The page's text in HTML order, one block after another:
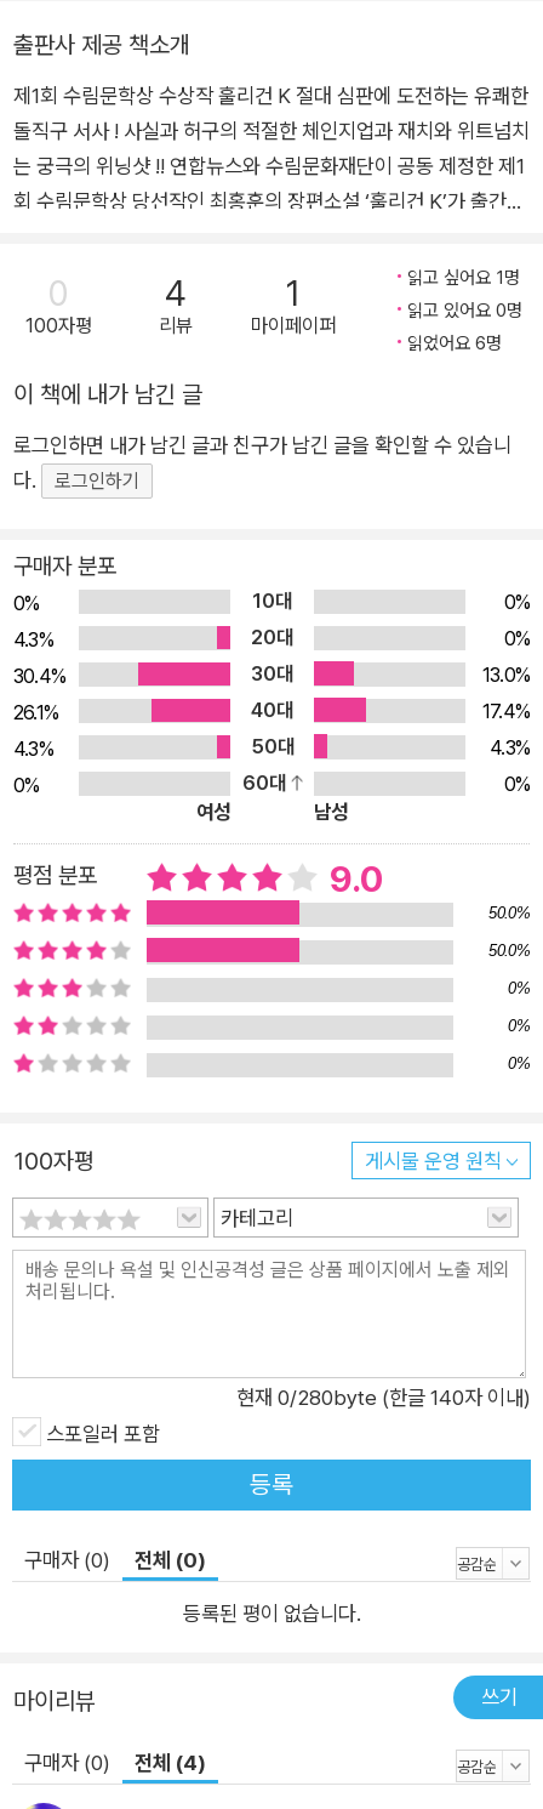
글픈 하루를 보낸다. 포청천의 판정에는 아무도 항의할 수 없고 항의
했다간 훌리건 블랙리스트에 올라 가족까지 야구장 출입이 금지된다.
12년이 지나 서른 살이 된 아버지는 손가락 하나가 잘려나가는 악몽
에 시달리다가 ‘운동권의 전설’이었던 연인의 충고를 받아들여 뒤늦
은 항소를 결심한다. 그러나 오심에 대한 증언을 바라고 찾아간 옛 동
료들은 육손으로 던지는 그의 공에 불온한 기운이 있었다면서 오히려
피켓시위부터 할 생각에 야구장을 찾은 아버지는 포청천의 계속되는
오심에 분개해 벌떡 일어서지만 이의를 제기하지 않는 선수와 관중
속에서 혼자 기립해 박수를 친다.
모독죄를 언도받고 1급 훌리건이 된다. 아버지 때문에 가족 전부가 연
좌제로 야구장도 못가고 아들은 학교에서 발야구도 못하는 처지가 되
지만 아버지는 끝까지 '비전향 훌리건'으로 남는 길을 택한다.
는 (소설가 지망생이기 이전에) 매주 토요일 오전에 공을 차는 조기
축구인이자 NBA 기사를 수시로 클릭하는 농구팬이었다. 그러니 제
발 축구공이나 농구공을 나에게 던지지 마시길(차라리 이 책 『훌리건
K』를 사서 던져달라)!
출판사 제공 책소개
제1회 수림문학상 수상작 훌리건 K 절대 심판에 도전하는 유쾌한
돌직구 서사 ! 사실과 허구의 적절한 체인지업과 재치와 위트넘치
는 궁극의 위닝샷 !! 연합뉴스와 수림문화재단이 공동 제정한 제1
회 수림문학상 당선작인 최홍훈의 장편소설 ‘훌리건 K’가 출간됐
하기 위해 야구계의 절대권력 국민심판 ‘포청천’에게 찾아가 대항
하다가 1급 훌리건으로 낙인찍힌 전직 야구선수의 파란만장한 분
투기다. 작가는 절대권력이 군림하는 야구계를 한국사회의 축소
하면서 야구에 대한 정보와 언어를 가는 붓으로 세밀화를 그리듯
재치와 위트가 넘치는 섬세한 문체로 그려낸다. 소설은 훌리건이
아닌 야구에 관한 이야기로 시작되지만 작가는 소수자들에 대한
다. 차별받는 소수자의 중심에 육손투수 K가 우뚝 서 있다. 절대
권력이라는 지배체제를 유지하기 위해 국민심판 ‘포청천’의 의도
적이면서 정치적인 오심으로 야구 선수 생명을 마감한 아버지 훌
리건 K의 굴곡진 삶을 통해 시민사회를 위협하는 요소를 없애려
는 소수자들의 저항 방식을 잘 보여주고 있다. 육손투수 K가 훌리
건으로 낙인찍히는 과정을 작가는 아들의 목소리로 유쾌하게 풀
어내며 불공정한 사회에서 살아가는 약자들의 대항을 재기발랄
하게 이야기속으로 끌고 들어가는 재능을 유감없이 발휘했다. 19
천’을 기억한다면 이 소설을 더욱 재미있게 읽을 수 있다. 포청천
은 물론 공손 선생과 왕조, 마한, 장룡, 조호처럼 공정의 상징처럼
여겨져 온 추억의 인물들이 줄줄이 불공정의 마스코트로 등장해
웃음을 배가한다. 사실과 허구를 섞어서 서사의 속도를 조정하는
작품 속의 각주를 읽는 재미도 쏠쏠하다.
0
100자평
4
리뷰
1
마이페이퍼
읽고 싶어요 1명
읽고 있어요 0명
읽었어요 6명
이 책에 내가 남긴 글
로그인하면 내가 남긴 글과 친구가 남긴 글을 확인할 수 있습니
다.
로그인하기
구매자 분포
0% 10대
0%
4.3%
20대
0%
30.4%
30대
13.0%
26.1%
40대
17.4%
4.3%
50대
4.3%
0%
60대
0%
여성
남성
평점 분포 9.0
50.0%
50.0%
0%
0%
0%
100자평 게시물 운영 원칙
카테고리
현재 0/280byte (한글 140자 이내)
스포일러 포함
등록
구매자 (0) 전체 (0)
등록된 평이 없습니다.
마이리뷰 쓰기
구매자 (0) 전체 (4)